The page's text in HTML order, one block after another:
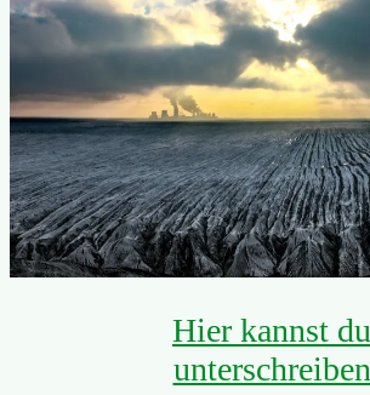
Hier kannst du
unterschreiben